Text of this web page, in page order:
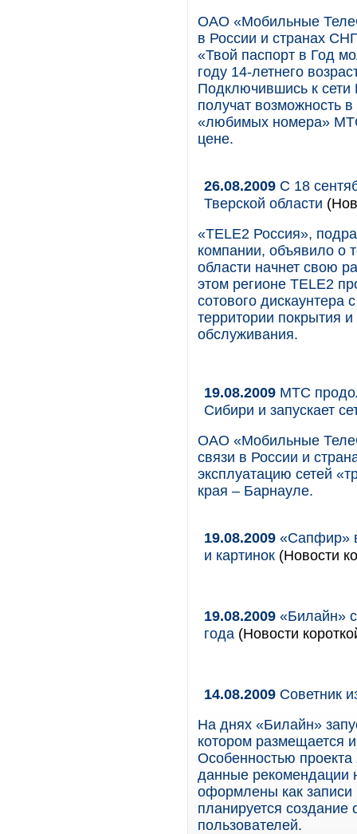
ОАО «Мобильные
в России и странах
«Твой паспорт в Год
году 14-летнего
Подключившись к
получат возможность
«любимых номера»
цене.
26.08.2009 С 18
Тверской области
«TELE2 Россия»,
компании, объявило о
области начнет свою
этом регионе TELE2
сотового дискаунтера
территории покрытия
обслуживания.
19.08.2009 МТС
Сибири и запускает
ОАО «Мобильные
связи в России и
эксплуатацию сетей
края – Барнауле.
19.08.2009 «Сапфир»
и картинок (Новости
19.08.2009 «Билайн»
года (Новости
14.08.2009 Советник
На днях «Билайн»
котором размещается
Особенностью проекта
данные рекомендации
оформлены как записи
планируется создание
пользователей.